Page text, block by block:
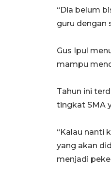
“Dia belum
guru dengan
Gus Ipul
mampu
Tahun ini
tingkat SMA
“Kalau nanti
yang akan
menjadi